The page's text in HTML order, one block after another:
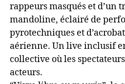
rappeurs masqués et d’un
mandoline, éclairé de
pyrotechniques et
aérienne. Un live inclusif
collective où les
acteurs.